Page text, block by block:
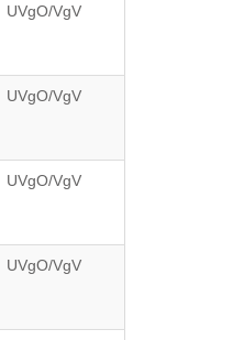
UVgO/VgV
UVgO/VgV
UVgO/VgV
UVgO/VgV